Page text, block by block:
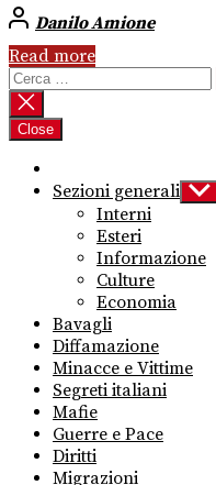
Danilo Amione
Read more
Ricerca
per:
Close
Sezioni generali Show
sub
Interni
Esteri
Informazione
Culture
Economia
Bavagli
Diffamazione
Minacce e Vittime
Segreti italiani
Mafie
Guerre e Pace
Diritti
Migrazioni